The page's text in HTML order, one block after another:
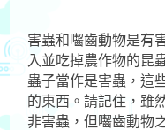
害蟲和囓齒動物是有
入並吃掉農作物的昆
蟲子當作是害蟲，這
的東西。請記住，雖
非害蟲，但囓齒動物